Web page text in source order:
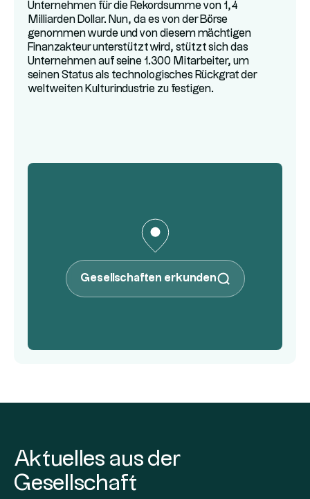
Unternehmen für die Rekordsumme von 1,4
Milliarden Dollar. Nun, da es von der Börse
genommen wurde und von diesem mächtigen
Finanzakteur unterstützt wird, stützt sich das
Unternehmen auf seine 1.300 Mitarbeiter, um
seinen Status als technologisches Rückgrat der
weltweiten Kulturindustrie zu festigen.
Gesellschaften erkunden
Aktuelles aus der
Gesellschaft